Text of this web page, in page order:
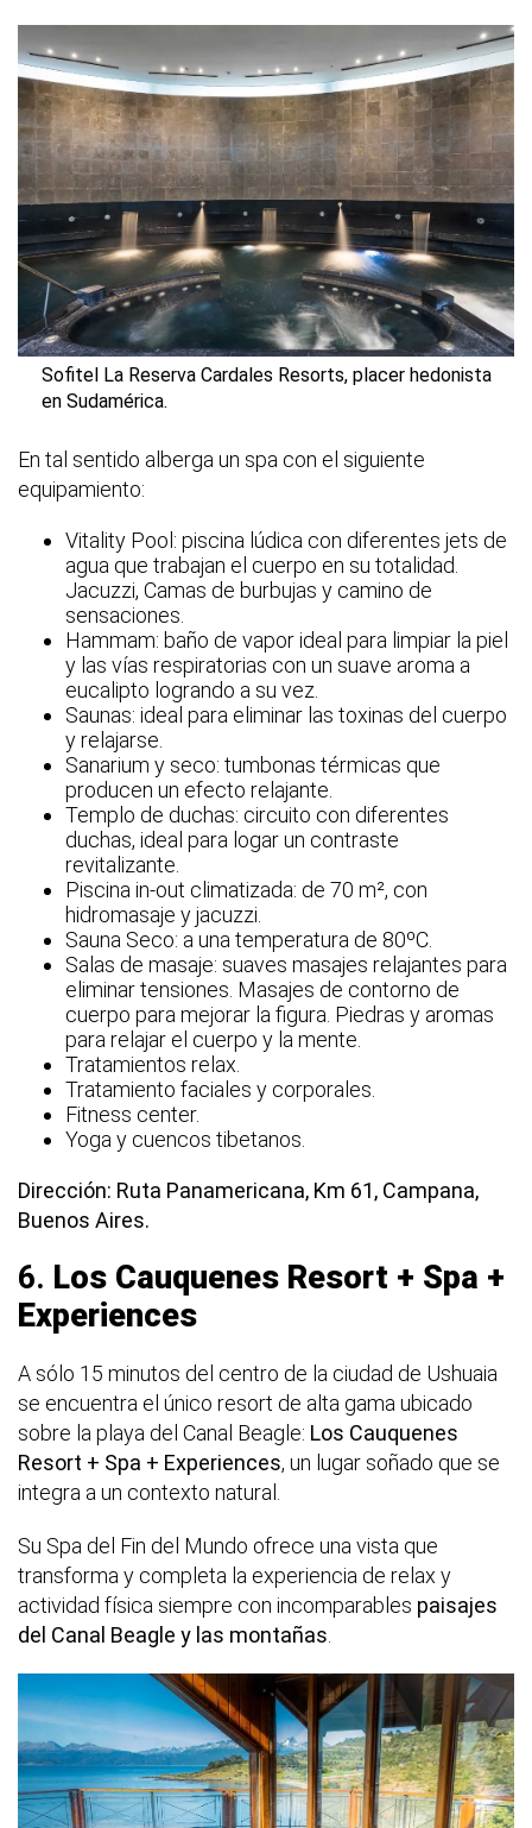
Sofitel La Reserva Cardales Resorts, placer hedonista
en Sudamérica.
En tal sentido alberga un spa con el siguiente
equipamiento:
Vitality Pool: piscina lúdica con diferentes jets de
agua que trabajan el cuerpo en su totalidad.
Jacuzzi, Camas de burbujas y camino de
sensaciones.
Hammam: baño de vapor ideal para limpiar la piel
y las vías respiratorias con un suave aroma a
eucalipto logrando a su vez.
Saunas: ideal para eliminar las toxinas del cuerpo
y relajarse.
Sanarium y seco: tumbonas térmicas que
producen un efecto relajante.
Templo de duchas: circuito con diferentes
duchas, ideal para logar un contraste
revitalizante.
Piscina in-out climatizada: de 70 m², con
hidromasaje y jacuzzi.
Sauna Seco: a una temperatura de 80ºC.
Salas de masaje: suaves masajes relajantes para
eliminar tensiones. Masajes de contorno de
cuerpo para mejorar la figura. Piedras y aromas
para relajar el cuerpo y la mente.
Tratamientos relax.
Tratamiento faciales y corporales.
Fitness center.
Yoga y cuencos tibetanos.
Dirección: Ruta Panamericana, Km 61, Campana,
Buenos Aires.
6. Los Cauquenes Resort + Spa +
Experiences
A sólo 15 minutos del centro de la ciudad de Ushuaia
se encuentra el único resort de alta gama ubicado
sobre la playa del Canal Beagle: Los Cauquenes
Resort + Spa + Experiences, un lugar soñado que se
integra a un contexto natural.
Su Spa del Fin del Mundo ofrece una vista que
transforma y completa la experiencia de relax y
actividad física siempre con incomparables paisajes
del Canal Beagle y las montañas